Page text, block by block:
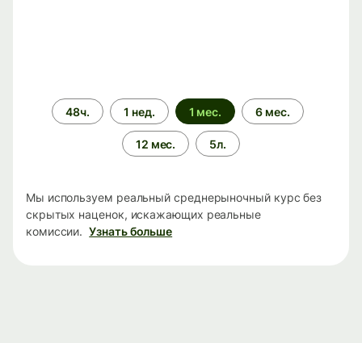
Период
времени
48ч. 1 нед. 1 мес. 6 мес.
12 мес. 5л.
Мы используем реальный среднерыночный курс без
скрытых наценок, искажающих реальные
комиссии. Узнать больше